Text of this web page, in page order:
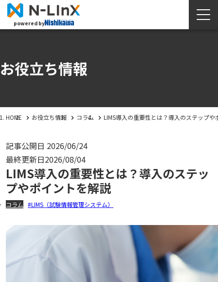
powered by
お役立ち情報
HOME お役立ち情報 コラム LIMS導入の重要性とは？導入のステップや
記事公開日 2026/06/24
最終更新日2026/08/04
LIMS導入の重要性とは？導入のステッ
プやポイントを解説
コラム LIMS（試験情報管理システム）